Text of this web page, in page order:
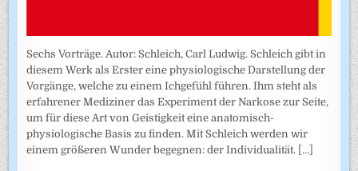
Sechs Vorträge. Autor: Schleich, Carl Ludwig. Schleich gibt in
diesem Werk als Erster eine physiologische Darstellung der
Vorgänge, welche zu einem Ichgefühl führen. Ihm steht als
erfahrener Mediziner das Experiment der Narkose zur Seite,
um für diese Art von Geistigkeit eine anatomisch-
physiologische Basis zu finden. Mit Schleich werden wir
einem größeren Wunder begegnen: der Individualität. [...]